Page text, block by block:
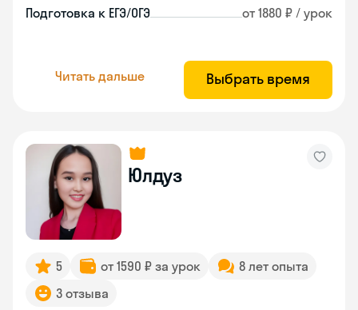
Подготовка к ЕГЭ/ОГЭ от 1880 ₽ / урок
Читать дальше Выбрать время
Юлдуз
5 от 1590 ₽ за урок
8 лет опыта
3 отзыва